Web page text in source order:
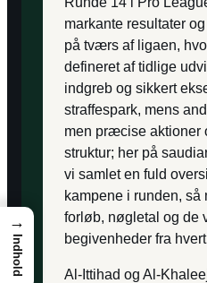
markante resultater
på tværs af ligaen,
defineret af tidlige
indgreb og sikkert
straffespark, mens
men præcise aktioner
struktur; her på
vi samlet en fuld
kampene i runden, så
forløb, nøgletal og de
begivenheder fra
Al-Ittihad og Al-
→
Indhold